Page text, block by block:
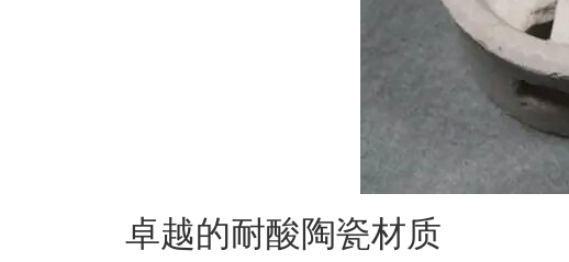
卓越的耐酸陶瓷材质